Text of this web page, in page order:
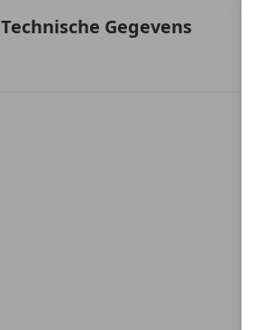
Technische Gegevens